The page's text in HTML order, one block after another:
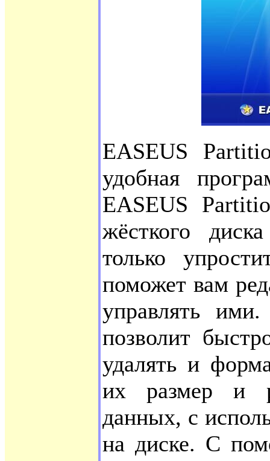
EASEUS
удобная
EASEUS
жёсткого
только
поможет вам
управлять
позволит
удалять и
их размер и
данных, с
на диске. С